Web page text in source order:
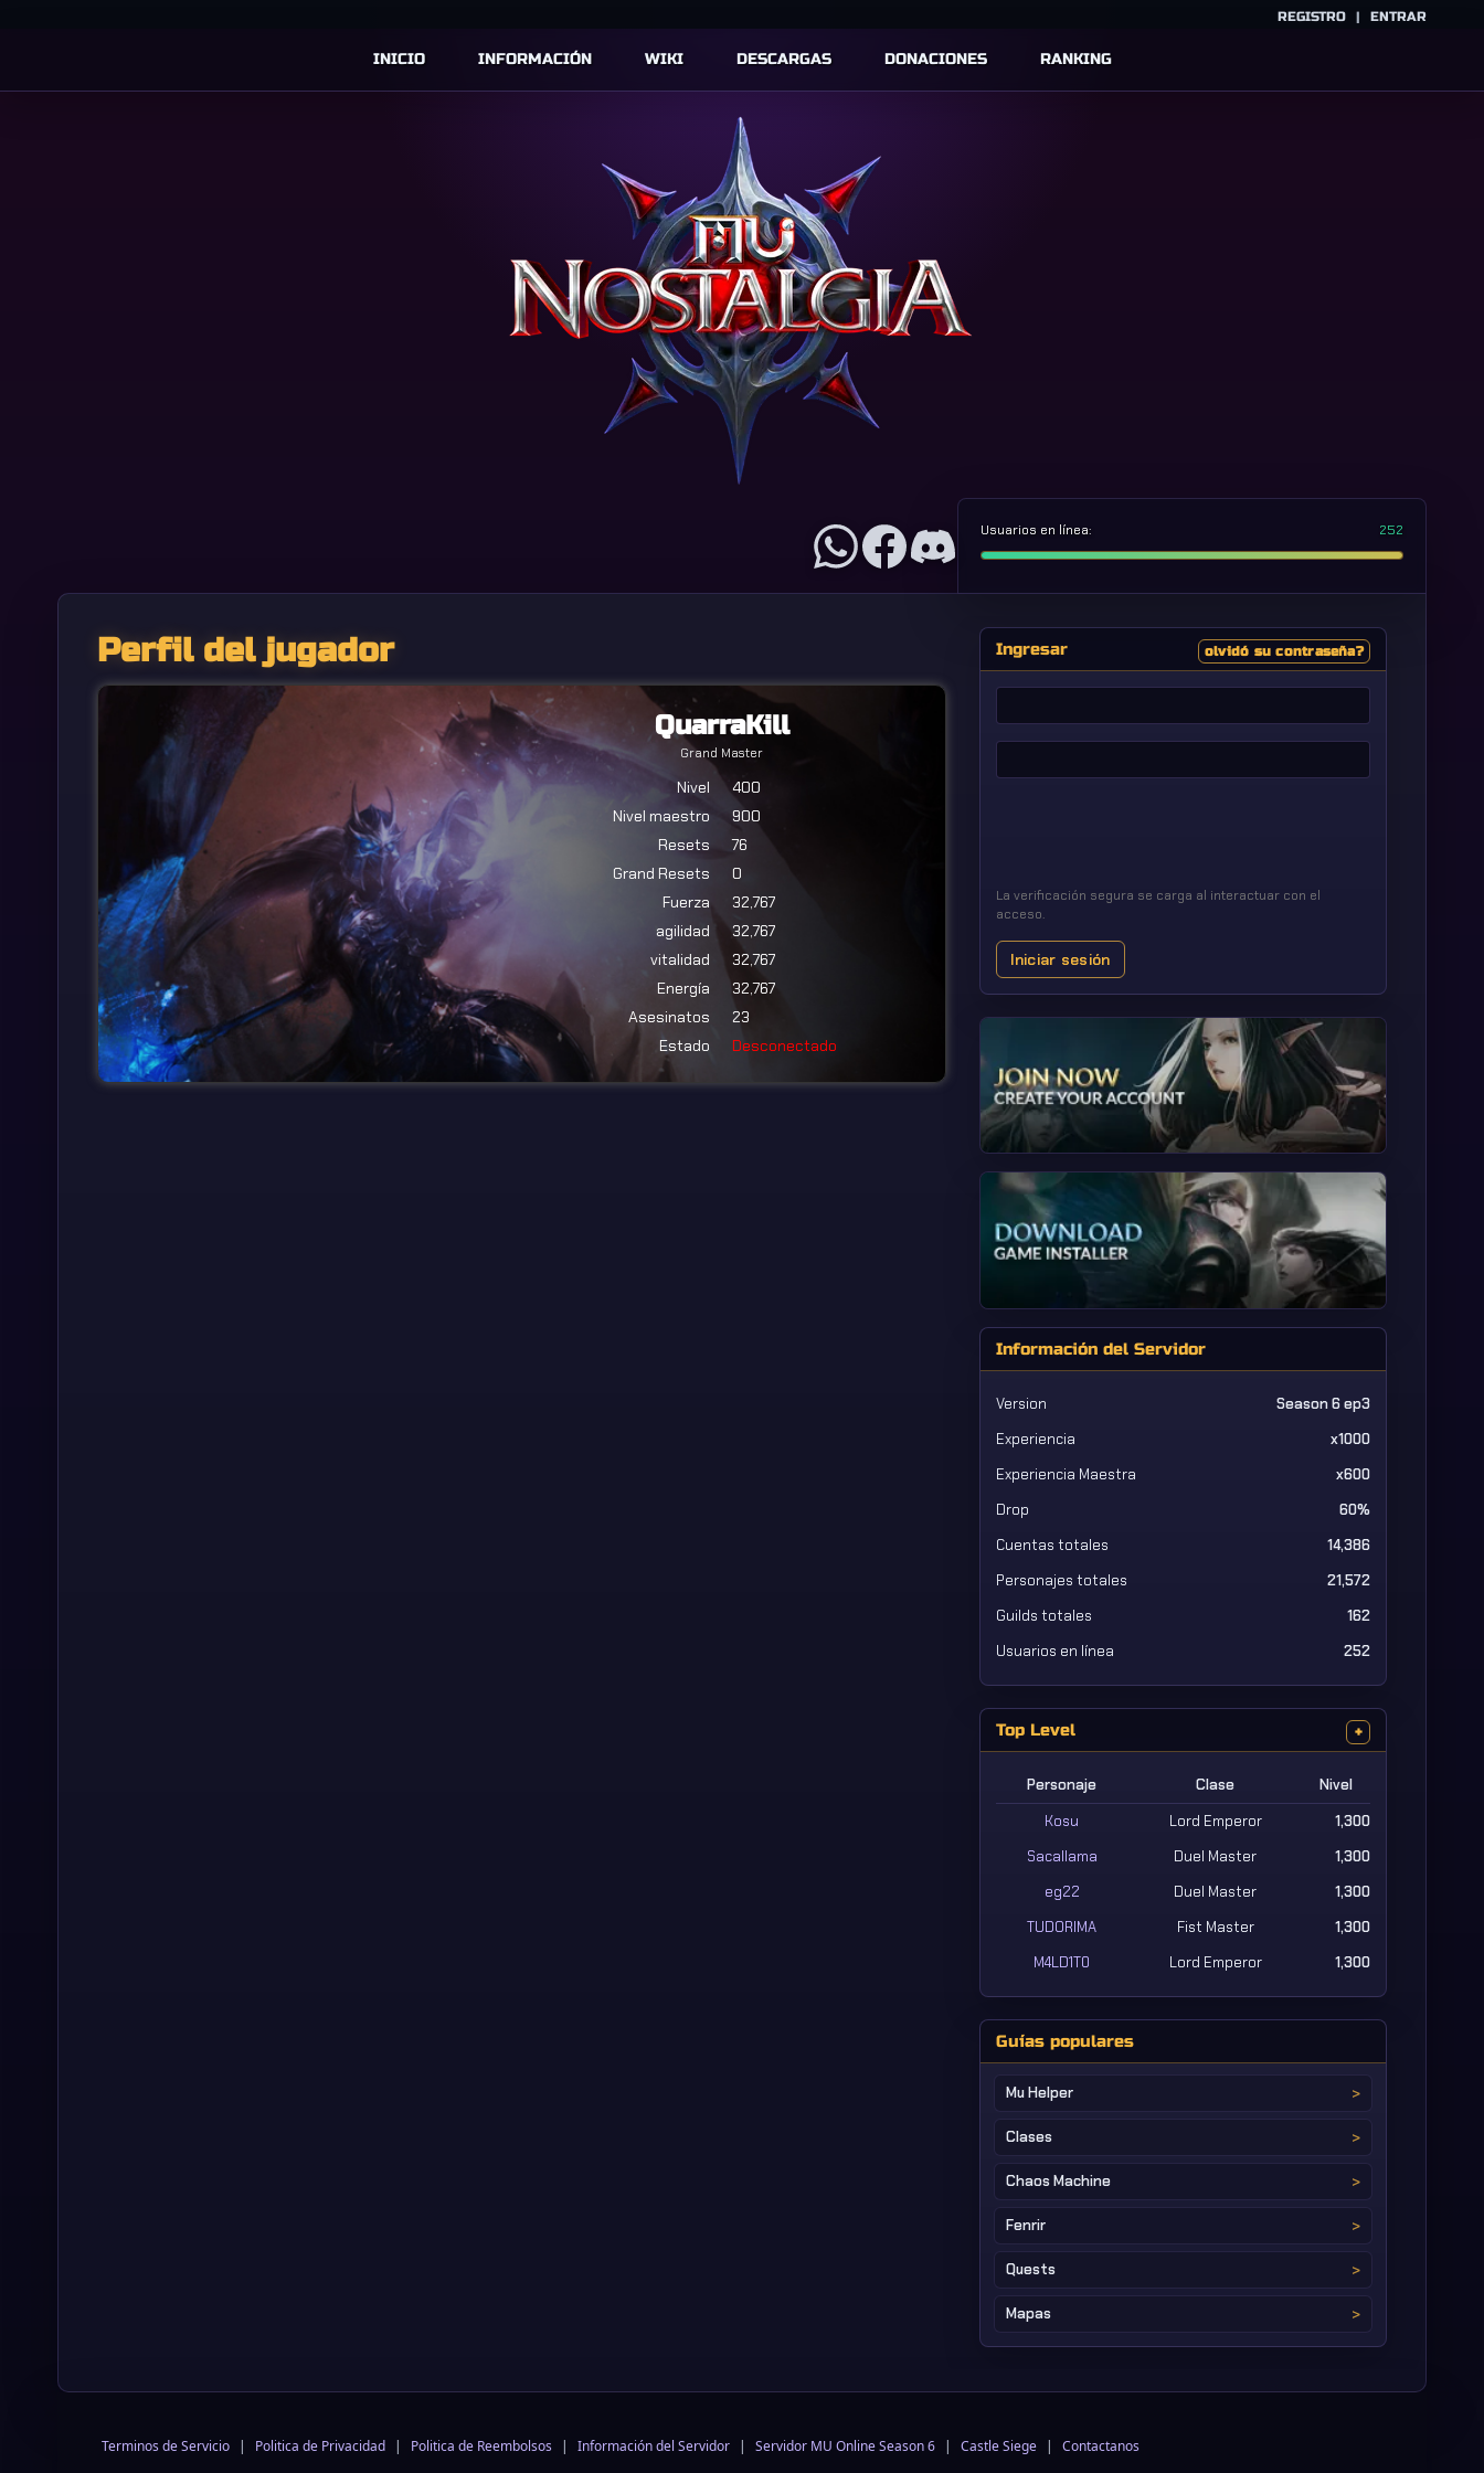
REGISTRO | ENTRAR
INICIO INFORMACIÓN WIKI DESCARGAS DONACIONES RANKING
Usuarios en línea: 252
Perfil del jugador
QuarraKill
Grand Master
Nivel
400
Nivel maestro
900
Resets
76
Grand Resets
0
Fuerza
32,767
agilidad
32,767
vitalidad
32,767
Energía
32,767
Asesinatos
23
Estado
Desconectado
Ingresar olvidó su contraseña?
de
usuario
La verificación segura se carga al interactuar con el
acceso.
Iniciar sesión
Información del Servidor
Version
Season 6 ep3
Experiencia
x1000
Experiencia Maestra
x600
Drop
60%
Cuentas totales
14,386
Personajes totales
21,572
Guilds totales
162
Usuarios en línea
252
Top Level +
Personaje Clase
Nivel
Kosu
Lord Emperor
1,300
Sacallama
Duel Master
1,300
eg22
Duel Master
1,300
TUDORIMA
Fist Master
1,300
M4LD1T0
Lord Emperor 1,300
Guías populares
Mu Helper
Clases
Chaos Machine
Fenrir
Quests
Mapas
Terminos de Servicio | Politica de Privacidad | Politica de Reembolsos | Información del Servidor | Servidor MU Online Season 6 | Castle Siege | Contactanos